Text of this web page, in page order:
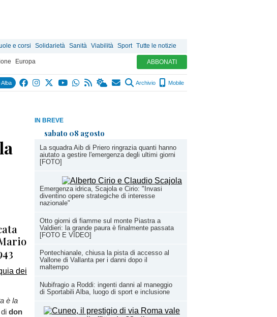
e corsi Solidarietà Sanità Viabilità Sport Tutte le notizie
Europa ABBONATI
Alba Archivio Mobile
IN BREVE
sabato 08 agosto
La squadra Aib di Priero ringrazia quanti hanno
aiutato a gestire l'emergenza degli ultimi giorni
[FOTO]
Emergenza idrica, Scajola e Cirio: "Invasi
diventino opere strategiche di interesse
nazionale"
Otto giorni di fiamme sul monte Piastra a
Valdieri: la grande paura è finalmente passata
[FOTO E VIDEO]
Pontechianale, chiusa la pista di accesso al
Vallone di Vallanta per i danni dopo il
maltempo
Nubifragio a Roddi: ingenti danni al maneggio
di Sportabili Alba, luogo di sport e inclusione
è la
don